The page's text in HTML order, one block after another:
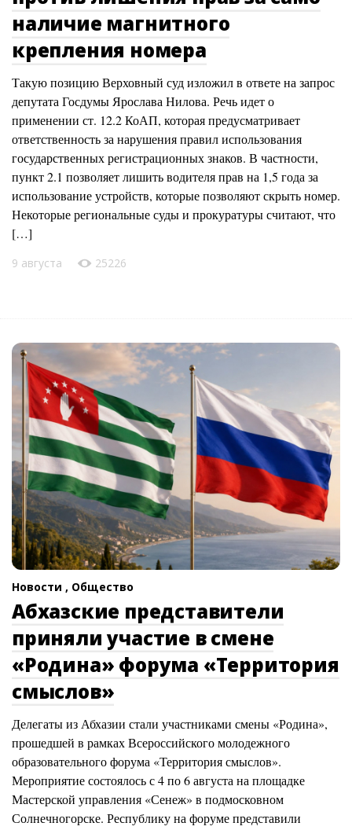
наличие магнитного
крепления номера
Такую позицию Верховный суд изложил в ответе на запрос
депутата Госдумы Ярослава Нилова. Речь идет о
применении ст. 12.2 КоАП, которая предусматривает
ответственность за нарушения правил использования
государственных регистрационных знаков. В частности,
пункт 2.1 позволяет лишить водителя прав на 1,5 года за
использование устройств, которые позволяют скрыть номер.
Некоторые региональные суды и прокуратуры считают, что
[…]
9 августа 25226
Новости , Общество
Абхазские представители
приняли участие в смене
«Родина» форума «Территория
смыслов»
Делегаты из Абхазии стали участниками смены «Родина»,
прошедшей в рамках Всероссийского молодежного
образовательного форума «Территория смыслов».
Мероприятие состоялось с 4 по 6 августа на площадке
Мастерской управления «Сенеж» в подмосковном
Солнечногорске. Республику на форуме представили